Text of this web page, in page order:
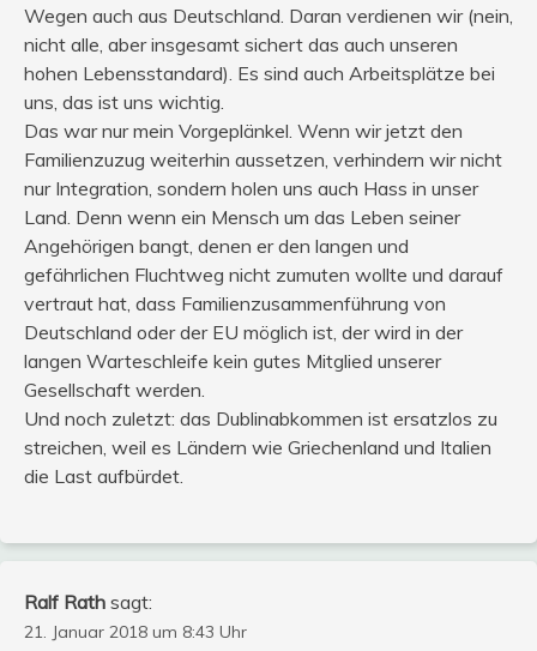
Wegen auch aus Deutschland. Daran verdienen wir (nein,
nicht alle, aber insgesamt sichert das auch unseren
hohen Lebensstandard). Es sind auch Arbeitsplätze bei
uns, das ist uns wichtig.
Das war nur mein Vorgeplänkel. Wenn wir jetzt den
Familienzuzug weiterhin aussetzen, verhindern wir nicht
nur Integration, sondern holen uns auch Hass in unser
Land. Denn wenn ein Mensch um das Leben seiner
Angehörigen bangt, denen er den langen und
gefährlichen Fluchtweg nicht zumuten wollte und darauf
vertraut hat, dass Familienzusammenführung von
Deutschland oder der EU möglich ist, der wird in der
langen Warteschleife kein gutes Mitglied unserer
Gesellschaft werden.
Und noch zuletzt: das Dublinabkommen ist ersatzlos zu
streichen, weil es Ländern wie Griechenland und Italien
die Last aufbürdet.
Ralf Rath sagt:
21. Januar 2018 um 8:43 Uhr